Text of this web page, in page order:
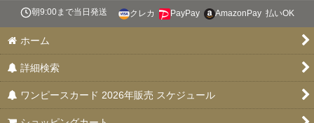
朝9:00まで当日発送 クレカ PayPay AmazonPay 払いOK
ホーム
詳細検索
ワンピースカード 2026年販売 スケジュール